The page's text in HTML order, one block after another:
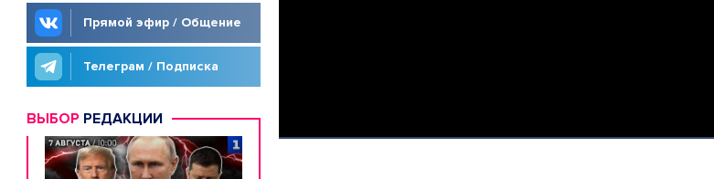
Прямой эфир / Общение
Телеграм / Подписка
ВЫБОР РЕДАКЦИИ